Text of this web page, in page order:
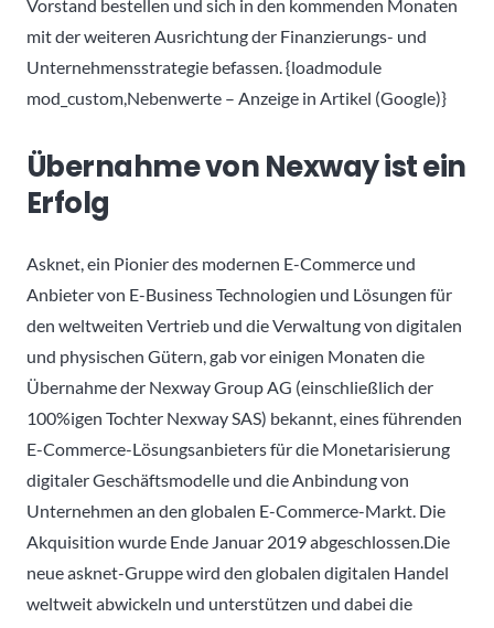
Vorstand bestellen und sich in den kommenden Monaten
mit der weiteren Ausrichtung der Finanzierungs- und
Unternehmensstrategie befassen. {loadmodule
mod_custom,Nebenwerte – Anzeige in Artikel (Google)}
Übernahme von Nexway ist ein
Erfolg
Asknet, ein Pionier des modernen E-Commerce und
Anbieter von E-Business Technologien und Lösungen für
den weltweiten Vertrieb und die Verwaltung von digitalen
und physischen Gütern, gab vor einigen Monaten die
Übernahme der Nexway Group AG (einschließlich der
100%igen Tochter Nexway SAS) bekannt, eines führenden
E-Commerce-Lösungsanbieters für die Monetarisierung
digitaler Geschäftsmodelle und die Anbindung von
Unternehmen an den globalen E-Commerce-Markt. Die
Akquisition wurde Ende Januar 2019 abgeschlossen.Die
neue asknet-Gruppe wird den globalen digitalen Handel
weltweit abwickeln und unterstützen und dabei die